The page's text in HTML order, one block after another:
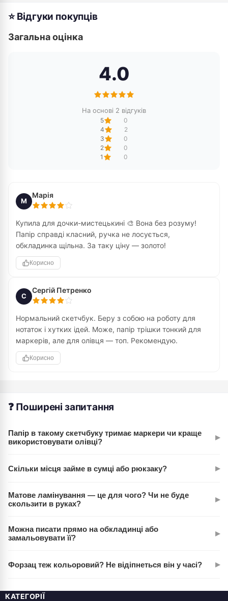
⭐ Відгуки покупців
Загальна оцінка
4.0
На основі 2 відгуків
5
0
4
2
3
0
2
0
1
0
М
Марія
Купила для дочки-мистецькині 🎨 Вона без розуму!
Папір справді класний, ручка не лосується,
обкладинка щільна. За таку ціну — золото!
Корисно
С
Сергій Петренко
Нормальний скетчбук. Беру з собою на роботу для
нотаток і хутких ідей. Може, папір трішки тонкий для
маркерів, але для олівця — топ. Рекомендую.
Корисно
❓ Поширені запитання
Папір в такому скетчбуку тримає маркери чи краще
використовувати олівці?
▸
працює з олівцями, гелевими ручками та м'якими
легке просякування, тому рекомендуємо все ж таки олівці
та кольорові ручки.
Скільки місця займе в сумці або рюкзаку? ▸
стандартної стікерпаду. Влізе в будь-яку кишеню, навіть у
Матове ламінування — це для чого? Чи не буде
скользити в руках?
▸
блиску. Додає престижності та захищає обкладинку від
Можна писати прямо на обкладинці або
замальовувати її?
▸
використання як основу для написів чи розписів.
видаляються ластиком. Навмисне розмальовувати не
Форзац теж кольоровий? Не відіпнеться він у часі? ▸
Склеєння якісне — відіпнеться тільки якщо дуже активно
КАТЕГОРІЇ